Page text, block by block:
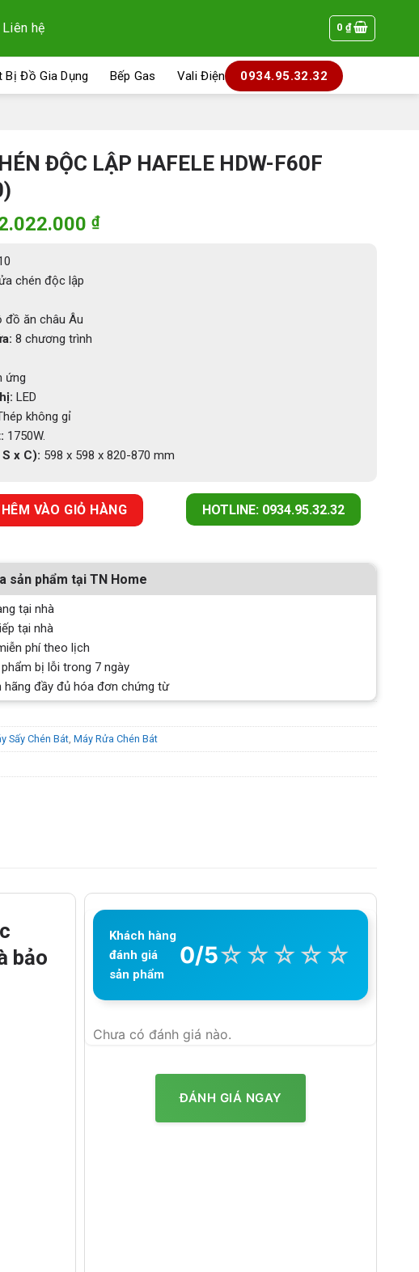
Liên hệ 0 ₫
Bị Đồ Gia Dụng Bếp Gas Vali Điện 0934.95.32.32
ĐỘC LẬP HAFELE HDW-F60F
₫.
₫Giá
chén độc lập
đồ ăn châu Âu
8 chương trình
ứng
LED
không gỉ
1750W.
x C): 598 x 598 x 820-870 mm
LẬP HAFELE HDW-F60F (533.23.310) số lượng
VÀO GIỎ HÀNG HOTLINE: 0934.95.32.32
sản phẩm tại TN Home
tại nhà
tại nhà
phí theo lịch
bị lỗi trong 7 ngày
hãng đầy đủ hóa đơn chứng từ
Sấy Chén Bát Máy Rửa Chén Bát
bảo
Khách hàng
đánh giá
sản phẩm
0/5☆ ☆ ☆ ☆ ☆
Chưa có đánh giá nào.
ĐÁNH GIÁ NGAY